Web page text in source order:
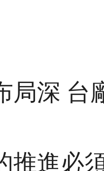
局深 台
推進必